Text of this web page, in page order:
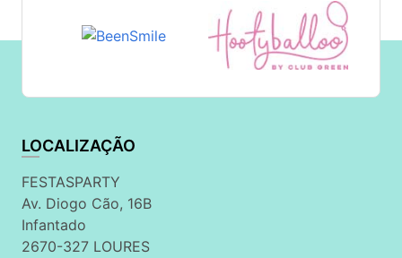
LOCALIZAÇÃO
FESTASPARTY
Av. Diogo Cão, 16B
Infantado
2670-327 LOURES